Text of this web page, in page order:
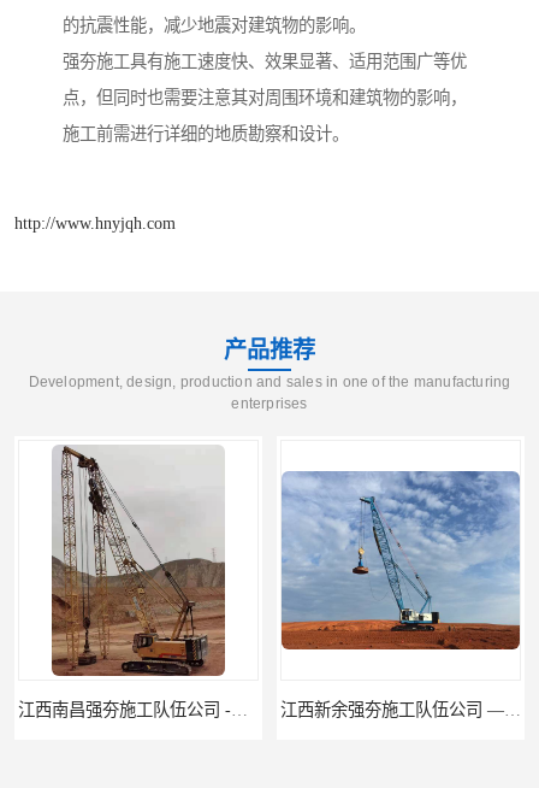
的抗震性能，减少地震对建筑物的影响。
强夯施工具有施工速度快、效果显著、适用范围广等优
点，但同时也需要注意其对周围环境和建筑物的影响，
施工前需进行详细的地质勘察和设计。
http://www.hnyjqh.com
产品推荐
Development, design, production and sales in one of the manufacturing
enterprises
江西南昌强夯施工队伍公司 -湖南业峻强夯基础工程 江西新余强夯施工队伍公司 —业峻强夯基础工程